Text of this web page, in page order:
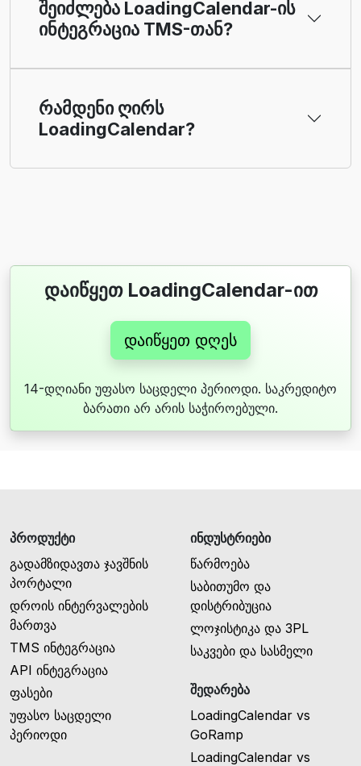
შეიძლება LoadingCalendar-ის
ინტეგრაცია TMS-თან?
რამდენი ღირს
LoadingCalendar?
დაიწყეთ LoadingCalendar-ით
დაიწყეთ დღეს
14-დღიანი უფასო საცდელი პერიოდი. საკრედიტო
ბარათი არ არის საჭიროებული.
პროდუქტი
გადამზიდავთა ჯავშნის
პორტალი
დროის ინტერვალების
მართვა
TMS ინტეგრაცია
API ინტეგრაცია
ფასები
უფასო საცდელი
პერიოდი
ინდუსტრიები
წარმოება
საბითუმო და
დისტრიბუცია
ლოჯისტიკა და 3PL
საკვები და სასმელი
შედარება
LoadingCalendar vs
GoRamp
LoadingCalendar vs